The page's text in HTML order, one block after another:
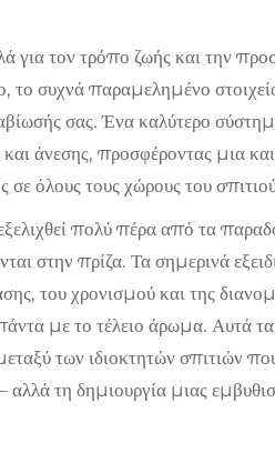
για τον τρόπο ζωής και την
το συχνά παραμελημένο
σας. Ένα καλύτερο
άνεσης, προσφέροντας μια
σε όλους τους χώρους του
πολύ πέρα από τα
στην πρίζα. Τα σημερινά
του χρονισμού και της
πάντα με το τέλειο άρωμα. Αυτά
των ιδιοκτητών σπιτιών
τη δημιουργία μιας